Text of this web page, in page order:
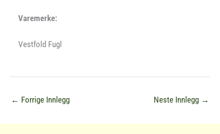
Varemerke:
Vestfold Fugl
← Forrige Innlegg Neste Innlegg →